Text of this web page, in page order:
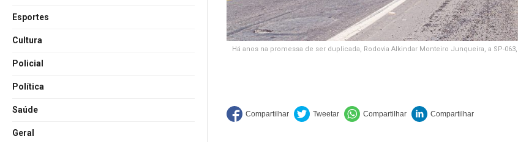
Esportes
Cultura
Policial
Política
Saúde
Geral
Há anos na promessa de ser duplicada, Rodovia Alkindar Monteiro Junqueira, a SP-